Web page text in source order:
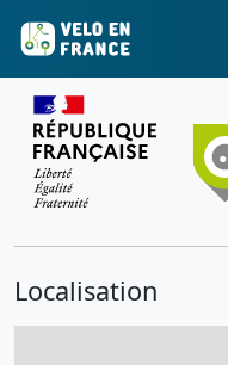
Localisation